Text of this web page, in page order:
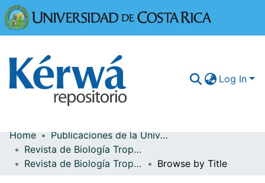
Log In
Communities & Collections
More Information
Home
Publicaciones de la Universidad de Costa Rica
Revista de Biología Tropical
Revista de Biología Tropical Vol.54 (2)
Browse by Title